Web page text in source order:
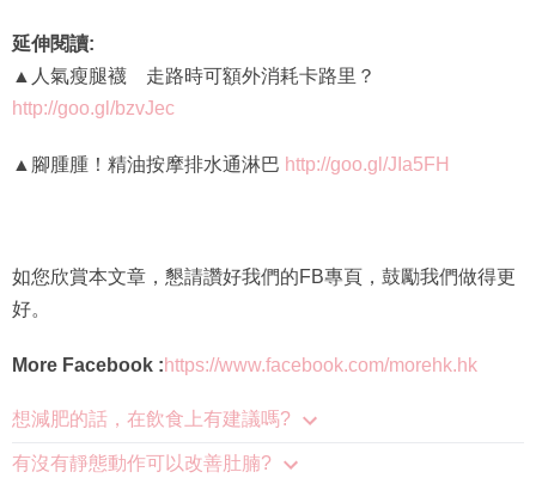
延伸閱讀:
▲人氣瘦腿襪 走路時可額外消耗卡路里？
http://goo.gl/bzvJec
▲腳腫腫！精油按摩排水通淋巴 http://goo.gl/JIa5FH
如您欣賞本文章，懇請讚好我們的FB專頁，鼓勵我們做得更
好。
More Facebook :https://www.facebook.com/morehk.hk
想減肥的話，在飲食上有建議嗎?
有沒有靜態動作可以改善肚腩?